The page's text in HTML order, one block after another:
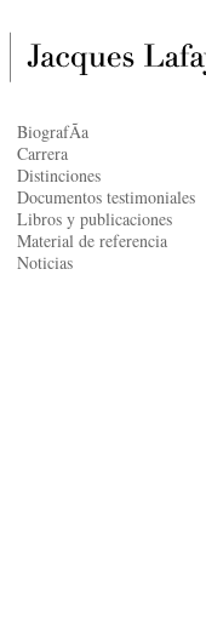
BiografÃ­a
Carrera
Distinciones
Documentos testimoniales
Libros y publicaciones
Material de referencia
Noticias